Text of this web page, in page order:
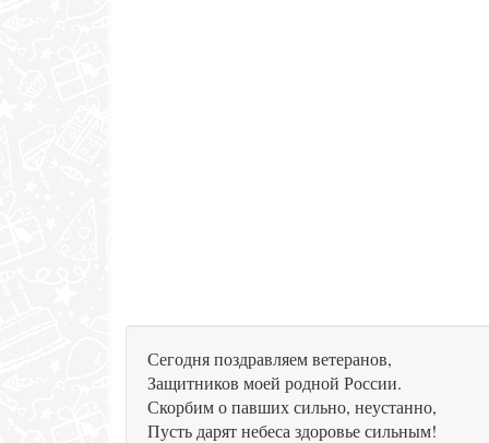
Сегодня поздравляем ветеранов,
Защитников моей родной России.
Скорбим о павших сильно, неустанно,
Пусть дарят небеса здоровье сильным!